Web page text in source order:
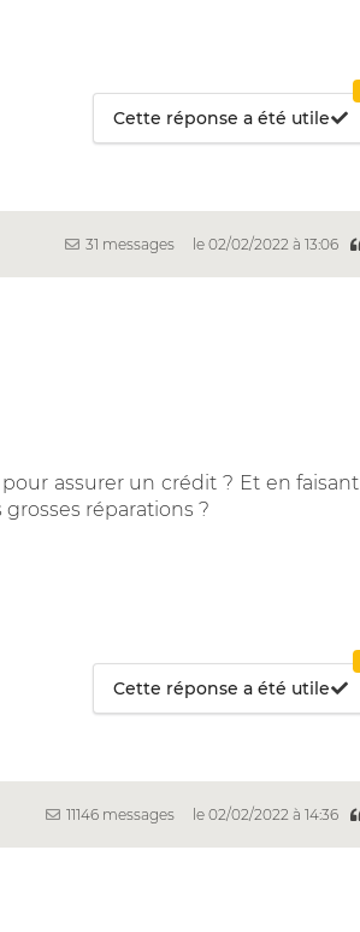
Cette réponse a été utile
31 messages le 02/02/2022 à 13:06
assurer un crédit ? Et en faisant
réparations ?
Cette réponse a été utile
11146 messages le 02/02/2022 à 14:36